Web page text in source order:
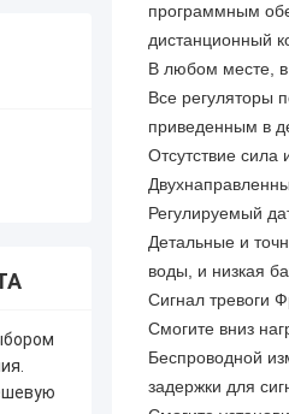
программным
дистанционный
В любом месте, в
Все регуляторы
приведенным в
Отсутствие сила
Регулируемый
Детальные и
воды, и низкая
Сигнал тревоги
Смогите вниз
Беспроводной
задержки для